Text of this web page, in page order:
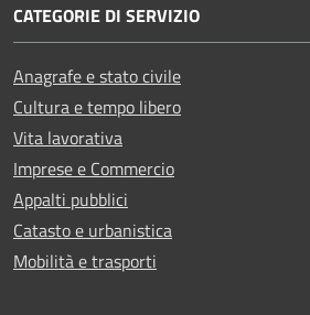
CATEGORIE DI SERVIZIO
Anagrafe e stato civile
Cultura e tempo libero
Vita lavorativa
Imprese e Commercio
Appalti pubblici
Catasto e urbanistica
Mobilità e trasporti